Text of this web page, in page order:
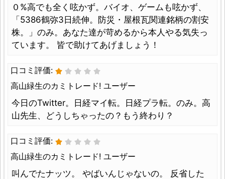
０%高でも全く呟かず。バイオ、ゲームも呟かず、
「5386鶴弥3日続伸。防災・屋根瓦関連銘柄の割安
株。」のみ。あなた達が苛めるから本人やる気失っ
ています。 皆で助けてあげましょう！
口コミ評価:
高山緑生のカミトレード! ユーザー
今日のTwitter。日経マイ転。日経プラ転。のみ。高
山先生、どうしちゃったの？もう終わり？
口コミ評価:
高山緑生のカミトレード! ユーザー
叫んでたナッツ。 やばいんじゃないの。 反省した